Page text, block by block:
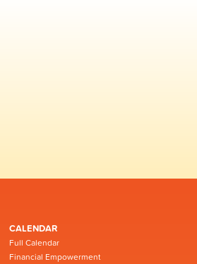
CALENDAR
Full Calendar
Financial Empowerment